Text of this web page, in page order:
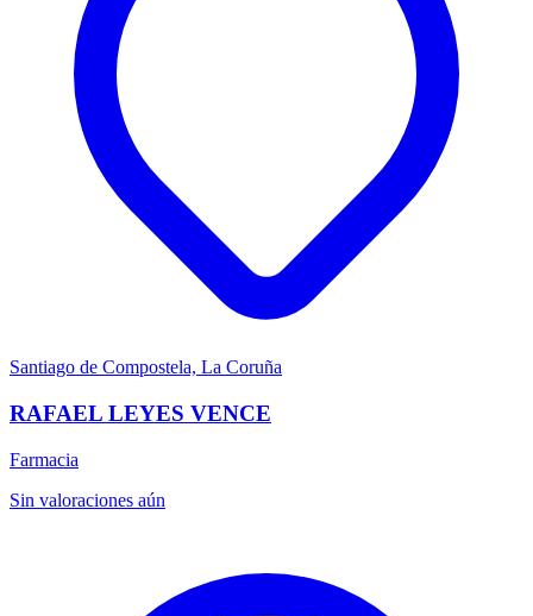
Santiago de Compostela, La Coruña
RAFAEL LEYES VENCE
Farmacia
Sin valoraciones aún